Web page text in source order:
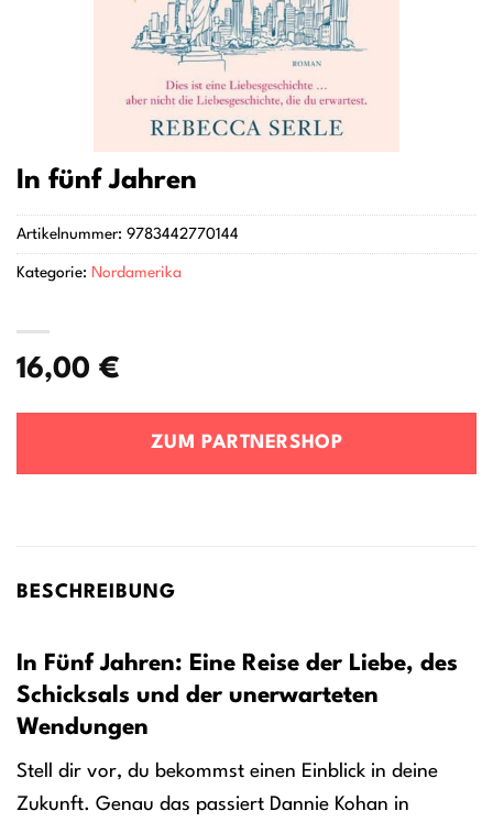
In fünf Jahren
16,00 €
ZUM PARTNERSHOP
Artikelnummer: 9783442770144
Kategorie: Nordamerika
BESCHREIBUNG
In Fünf Jahren: Eine Reise der Liebe, des
Schicksals und der unerwarteten
Wendungen
Stell dir vor, du bekommst einen Einblick in deine
Zukunft. Genau das passiert Dannie Kohan in